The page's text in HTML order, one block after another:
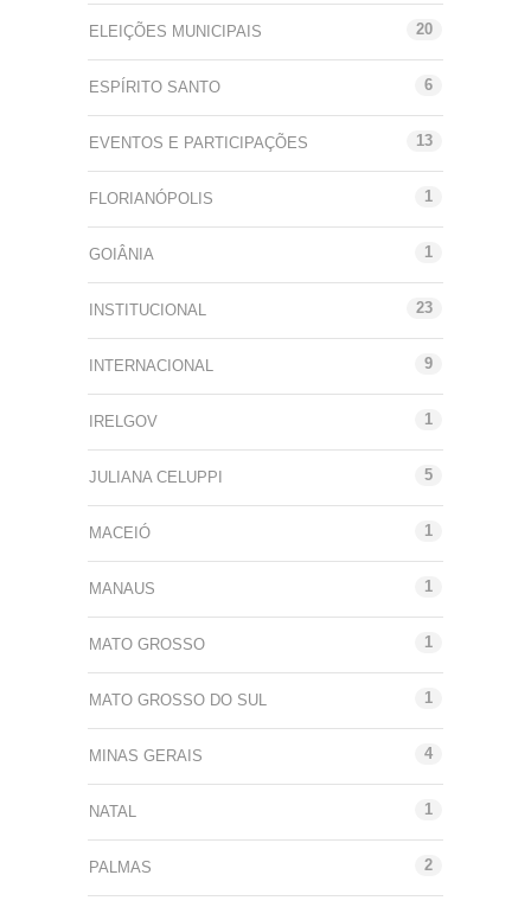
ELEIÇÕES MUNICIPAIS 20
ESPÍRITO SANTO 6
EVENTOS E PARTICIPAÇÕES 13
FLORIANÓPOLIS 1
GOIÂNIA 1
INSTITUCIONAL 23
INTERNACIONAL 9
IRELGOV 1
JULIANA CELUPPI 5
MACEIÓ 1
MANAUS 1
MATO GROSSO 1
MATO GROSSO DO SUL 1
MINAS GERAIS 4
NATAL 1
PALMAS 2